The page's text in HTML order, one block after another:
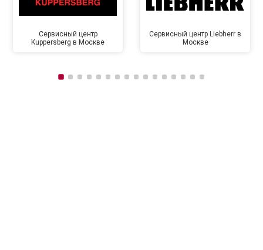
Сервисный центр
Kuppersberg в Москве
Сервисный центр Liebherr в
Москве